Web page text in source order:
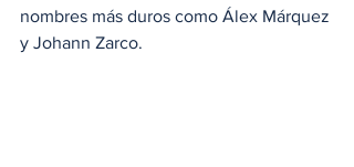
nombres más duros como Álex Márquez
y Johann Zarco.